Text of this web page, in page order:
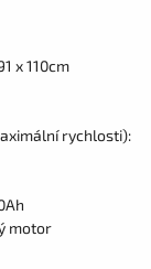
x 110cm
rychlosti):
motor